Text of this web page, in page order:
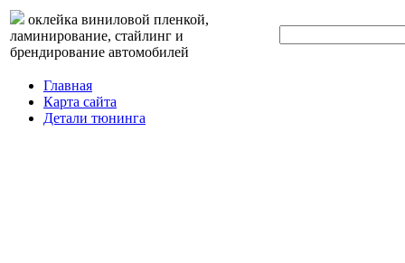
оклейка виниловой пленкой,
ламинирование, стайлинг и
брендирование автомобилей
Главная
Карта сайта
Детали тюнинга